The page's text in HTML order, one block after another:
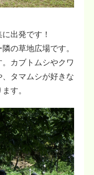
出発です！
の草地広場です。
カブトムシやクワ
タマムシが好きな
す。